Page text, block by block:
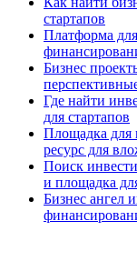
стартапов
Платформа
Бизнес
Где найти
для стартапов
Площадка для
ресурс для
Поиск
и площадка
Бизнес ангел